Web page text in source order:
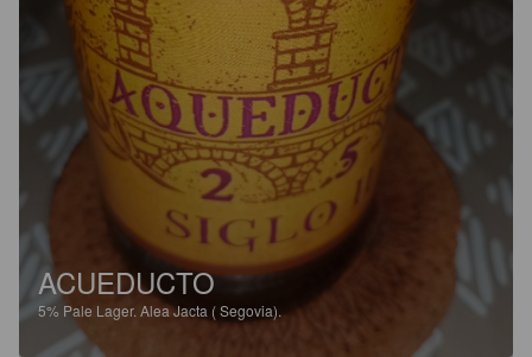
ACUEDUCTO
5% Pale Lager. Alea Jacta ( Segovia).